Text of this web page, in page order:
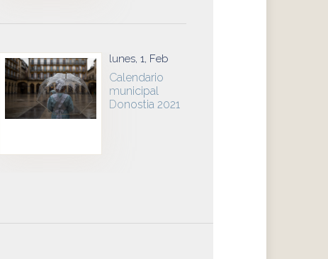
lunes, 1, Feb
Calendario
municipal
Donostia 2021